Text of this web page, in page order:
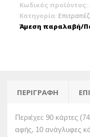
CO-
1
Κωδικός προϊόντος:
Κατηγορία:
Άμεση παραλαβή/
ΠΕΡΙΓΡΑΦΉ
Περιέχει: 90 κάρτες
αφής, 10 ανάγλυφες